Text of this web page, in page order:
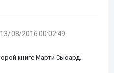
13/08/2016 00:02:49
книге Марти Сьюард.